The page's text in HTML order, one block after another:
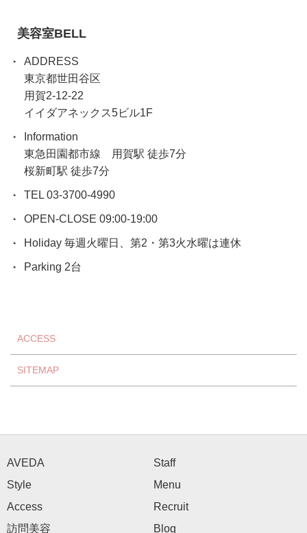
美容室BELL
ADDRESS
東京都世田谷区
用賀2-12-22
イイダアネックス5ビル1F
Information
東急田園都市線 用賀駅 徒歩7分
桜新町駅 徒歩7分
TEL 03-3700-4990
OPEN-CLOSE 09:00-19:00
Holiday 毎週火曜日、第2・第3火水曜は連休
Parking 2台
ACCESS
SITEMAP
AVEDA
Staff
Style
Menu
Access
Recruit
訪問美容
Blog